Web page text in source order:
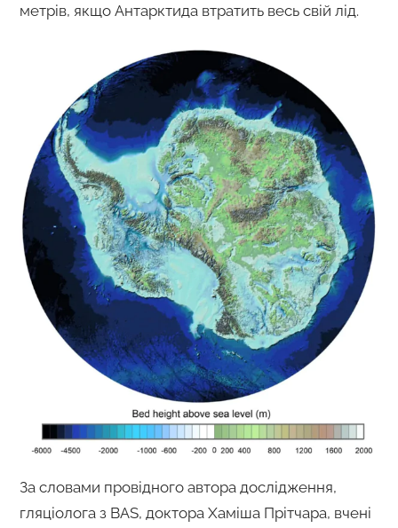
метрів, якщо Антарктида втратить весь свій лід.
За словами провідного автора дослідження,
гляціолога з BAS, доктора Хаміша Прітчара, вчені